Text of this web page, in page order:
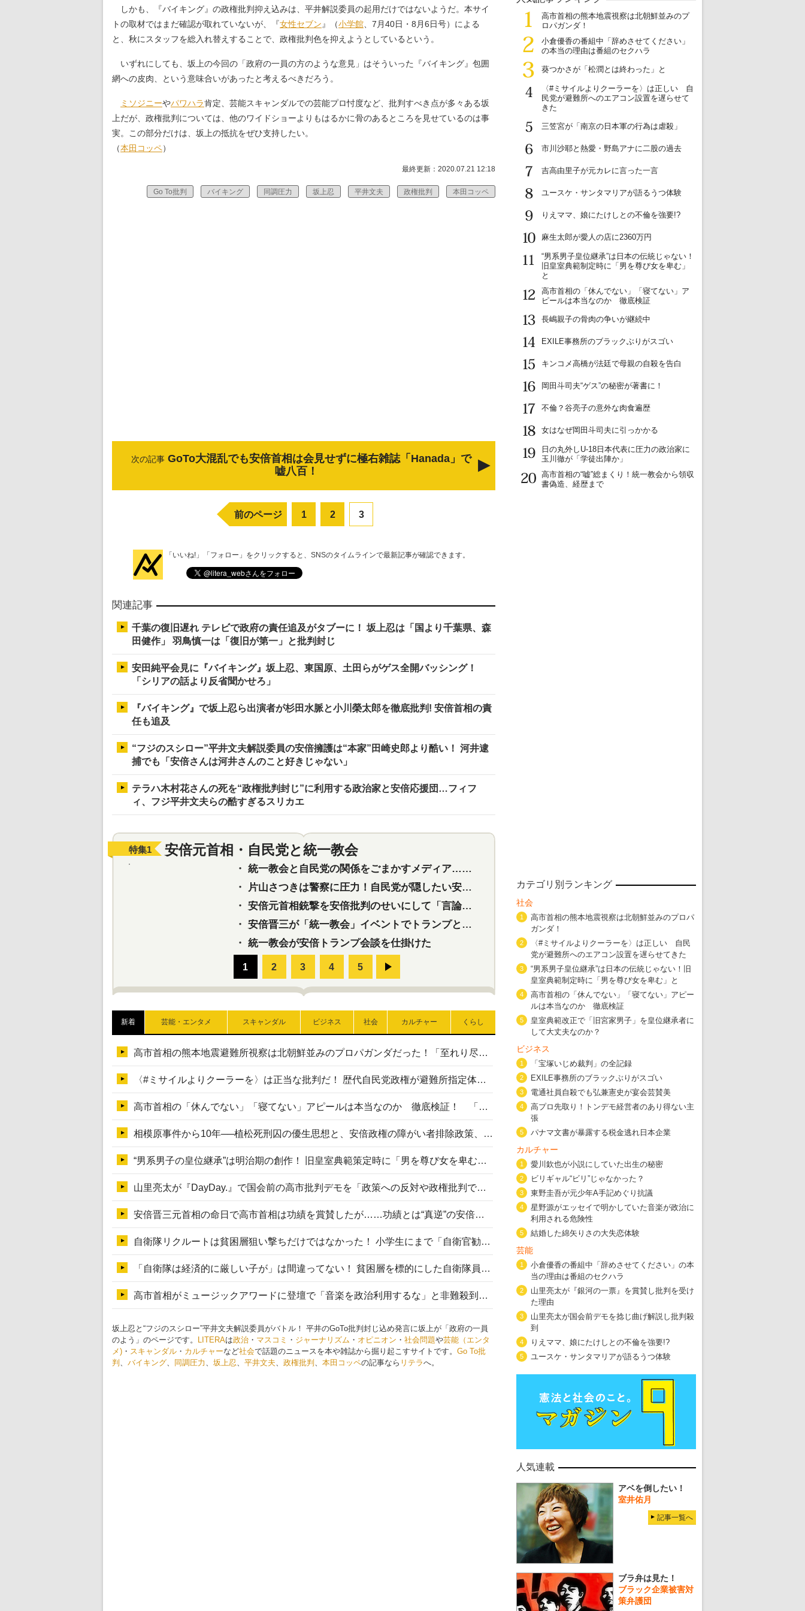
しかも、『バイキング』の政権批判抑え込みは、平井解説委員の起用だけではないようだ。本サイ
トの取材ではまだ確認が取れていないが、『女性セブン 』（小学館 、7月40日・8月6日号）による
と、秋にスタッフを総入れ替えすることで、政権批判色を抑えようとしているという。
いずれにしても、坂上の今回の「政府の一員の方のような意見」はそういった『バイキング』包囲
網への皮肉、という意味合いがあったと考えるべきだろう。
ミソジニーやパワハラ肯定、芸能スキャンダルでの芸能プロ忖度など、批判すべき点が多々ある坂
上だが、政権批判については、他のワイドショーよりもはるかに骨のあるところを見せているのは事
実。この部分だけは、坂上の抵抗をぜひ支持したい。
（本田コッペ）
最終更新：2020.07.21 12:18
Go To批判 バイキング 同調圧力 坂上忍 平井文夫 政権批判 本田コッペ
次の記事 GoTo大混乱でも安倍首相は会見せずに極右雑誌「Hanada」で
嘘八百！
前のページ 1 2 3
「いいね!」「フォロー」をクリックすると、SNSのタイムラインで最新記事が確認できます。
関連記事
千葉の復旧遅れ テレビで政府の責任追及がタブーに！ 坂上忍は「国より千葉県、森
田健作」 羽鳥慎一は「復旧が第一」と批判封じ
安田純平会見に『バイキング』坂上忍、東国原、土田らがゲス全開バッシング！
「シリアの話より反省聞かせろ」
『バイキング』で坂上忍ら出演者が杉田水脈と小川榮太郎を徹底批判! 安倍首相の責
任も追及
“フジのスシロー”平井文夫解説委員の安倍擁護は“本家”田崎史郎より酷い！ 河井逮
捕でも「安倍さんは河井さんのこと好きじゃない」
テラハ木村花さんの死を“政権批判封じ”に利用する政治家と安倍応援団…フィフ
ィ、フジ平井文夫らの酷すぎるスリカエ
特集1 安倍元首相・自民党と統一教会
・ 統一教会と自民党の関係をごまかすメディア…民放は有田芳生に発言自粛を要求
・
片山さつきは警察に圧力！自民党が隠したい安倍元首相と統一教会の深い関係
・ 安倍元首相銃撃を安倍批判のせいにして「言論封殺」に利用する自民党応援団
・ 安倍晋三が「統一教会」イベントでトランプと演説！同性婚や夫婦別姓を攻撃
・ 統一教会が安倍トランプ会談を仕掛けた
・ 大ウソだらけの東京五輪！ 安倍・菅・森はどんな嘘を
・ 五輪関係者が入国当日、築地を散歩！
・ 五輪でIOCラウンジ以外にVIPルーム、広告代理店は物品購入
新着 芸能・エンタメ スキャンダル ビジネス 社会 カルチャー くらし
高市首相の熊本地震避難所視察は北朝鮮並みのプロパガンダだった！「至れり尽くせり」の選ばれた避難所の一方で実態は…
〈#ミサイルよりクーラーを〉は正当な批判だ！ 歴代自民党政権が避難所指定体育館へのエアコン設置を遅らせてきた客観的事実
高市首相の「休んでない」「寝てない」アピールは本当なのか 徹底検証！ 「資料読み込み」「アイロンがけ」も矛盾だらけ…
相模原事件から10年──植松死刑囚の優生思想と、安倍政権の障がい者排除政策、右派勢力の差別主義との関係を改めて問う
“男系男子の皇位継承”は明治期の創作！ 旧皇室典範策定時に「男を尊び女を卑むの慣習、人民の脳髄」とトンデモ論で女性天皇を否定
山里亮太が『DayDay.』で国会前の高市批判デモを「政策への反対や政権批判でない」と捻じ曲げ解説 デモ参加者から批判殺到
安倍晋三元首相の命日で高市首相は功績を賞賛したが……功績とは“真逆”の安倍元首相のトンデモ発言を振り返る
自衛隊リクルートは貧困層狙い撃ちだけではなかった！ 小学生にまで「自衛官勧誘」目的のパンフレット作成
「自衛隊は経済的に厳しい子が」は間違ってない！ 貧困層を標的にした自衛隊員募集、やす子、山上被告も…日本でも進む“経済的徴兵制”
高市首相がミュージックアワードに登壇で「音楽を政治利用するな」と非難殺到！ MAJの国策的本質を批判する声も
坂上忍と“フジのスシロー”平井文夫解説委員がバトル！ 平井のGoTo批判封じ込め発言に坂上が「政府の一員
のよう」のページです。
LITERAは政治 ・ マスコミ ・ ジャーナリズム ・ オピニオン ・ 社会問題や芸能（エンタ
メ) ・ スキャンダル ・ カルチャーなど社会で話題のニュースを本や雑誌から掘り起こすサイトです。 Go To批
判 、 バイキング、 同調圧力 、 坂上忍、 平井文夫、 政権批判 、 本田コッペの記事なら リテラへ。
1
高市首相の熊本地震視察は北朝鮮並みのプ
ロパガンダ！
2
小倉優香の番組中「辞めさせてください」
の本当の理由は番組のセクハラ
3
葵つかさが「松潤とは終わった」と
4
〈#ミサイルよりクーラーを〉は正しい 自
民党が避難所へのエアコン設置を遅らせて
きた
5
三笠宮が「南京の日本軍の行為は虐殺」
6
市川沙耶と熱愛・野島アナに二股の過去
7
吉高由里子が元カレに言った一言
8
ユースケ・サンタマリアが語るうつ体験
9
りえママ、娘にたけしとの不倫を強要!?
10
麻生太郎が愛人の店に2360万円
11
“男系男子皇位継承”は日本の伝統じゃない！
旧皇室典範制定時に「男を尊び女を卑む」
と
12
高市首相の「休んでない」「寝てない」ア
ピールは本当なのか 徹底検証
13
長嶋親子の骨肉の争いが継続中
14
EXILE事務所のブラックぶりがスゴい
15
キンコメ高橋が法廷で母親の自殺を告白
16
岡田斗司夫“ゲス”の秘密が著書に！
17
不倫？谷亮子の意外な肉食遍歴
18
女はなぜ岡田斗司夫に引っかかる
19
日の丸外しU-18日本代表に圧力の政治家に
玉川徹が「学徒出陣か」
20
高市首相の“嘘”総まくり！統一教会から領収
書偽造、経歴まで
カテゴリ別ランキング
社会
1
高市首相の熊本地震視察は北朝鮮並みのプロパ
ガンダ！
2
〈#ミサイルよりクーラーを〉は正しい 自民
党が避難所へのエアコン設置を遅らせてきた
3
“男系男子皇位継承”は日本の伝統じゃない！旧
皇室典範制定時に「男を尊び女を卑む」と
4
高市首相の「休んでない」「寝てない」アピー
ルは本当なのか 徹底検証
5
皇室典範改正で「旧宮家男子」を皇位継承者に
して大丈夫なのか？
ビジネス
1 「宝塚いじめ裁判」の全記録
2 EXILE事務所のブラックぶりがスゴい
3 電通社員自殺でも弘兼憲史が宴会芸賛美
4
高プロ先取り！トンデモ経営者のあり得ない主
張
5 パナマ文書が暴露する税金逃れ日本企業
カルチャー
1 愛川欽也が小説にしていた出生の秘密
2 ビリギャル“ビリ”じゃなかった？
3 東野圭吾が元少年A手記めぐり抗議
4
星野源がエッセイで明かしていた音楽が政治に
利用される危険性
5 結婚した綿矢りさの大失恋体験
芸能
1
小倉優香の番組中「辞めさせてください」の本
当の理由は番組のセクハラ
2
山里亮太が『銀河の一票』を賞賛し批判を受け
た理由
3
山里亮太が国会前デモを捻じ曲げ解説し批判殺
到
4 りえママ、娘にたけしとの不倫を強要!?
5 ユースケ・サンタマリアが語るうつ体験
人気連載
アベを倒したい！
室井佑月
記事一覧へ
ブラ弁は見た！
ブラック企業被害対
策弁護団